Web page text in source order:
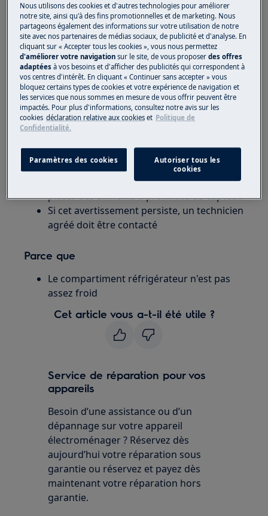
Le code d'erreur E10 est susceptible de se
produire après une panne de courant
prolongée ou lorsque des aliments chauds
ont été laissés dans le réfrigérateur.
Réglez la température du réfrigérateur sur
une valeur plus froide ou réglezSuper Cool
. Cela devrait supprimer le code d'erreur
une fois que la température requise a été
atteinte. Gardez les portes fermées pour
atteindre la bonne température.
Videz l'emplacement situé à l'avant des
trous du canal du conduit d'air et évitez de
placer des aliments à proximité du capteur.
Si cet avertissement persiste, un technicien
agréé doit être contacté
Parce que
Le compartiment réfrigérateur n'est pas
assez froid
Cet article vous a-t-il été utile ?
Service de réparation pour vos
appareils
Besoin d’une assistance ou d’un
dépannage sur votre appareil
électroménager ? Réservez dès
aujourd’hui votre réparation sous
garantie ou réservez et payez dès
maintenant votre réparation hors
garantie.
Nous utilisons des cookies et d'autres technologies pour améliorer
notre site, ainsi qu'à des fins promotionnelles et de marketing. Nous
partageons également des informations sur votre utilisation de notre
site avec nos partenaires de médias sociaux, de publicité et d'analyse. En
cliquant sur « Accepter tous les cookies », vous nous permettez
d'améliorer votre navigation sur le site, de vous proposerdes offres
adaptées à vos besoins et d'afficher des publicités qui correspondent à
vos centres d'intérêt. En cliquant « Continuer sans accepter » vous
bloquez certains types de cookies et votre expérience de navigation et
les services que nous sommes en mesure de vous offrir peuvent être
impactés. Pour plus d'informations, consultez notre avis sur les
cookies déclaration relative aux cookies et Politique de
Confidentialité.
Paramètres des cookies
Autoriser tous les
cookies